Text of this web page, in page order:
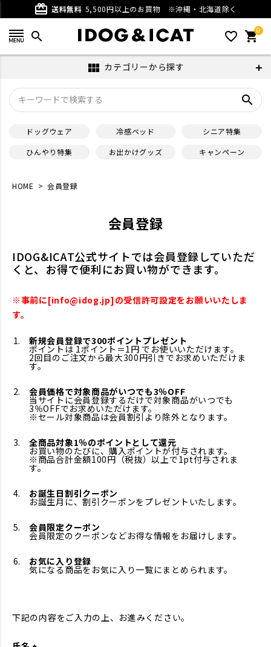
card_giftcard 送料無料 5,500円以上のお買物 ※沖縄・北海道除く
search favorite_outline 0
shopping_cart
view_module カテゴリーから探す
search
ドッグウェア 冷感ベッド
シニア特集
ひんやり特集
お出かけグッズ キャンペーン
HOME 会員登録
会員登録
IDOG&ICAT公式サイトでは会員登録していただ
くと、お得で便利にお買い物ができます。
※事前に[info@idog.jp]の受信許可設定をお願いいたしま
す。
新規会員登録で300ポイントプレゼント
ポイントは 1ポイント＝1円 でお使いいただけます。
2回目のご注文から最大300円引きでお求めいただけま
す。
会員価格で対象商品がいつでも3％OFF
当サイトに会員登録するだけで対象商品がいつでも
3％OFFでお求めいただけます。
※セール対象商品は会員割引より除外となります。
全商品対象1％のポイントとして還元
お買い物のたびに、購入ポイントが付与されます。
※商品合計金額100円（税抜）以上で1pt付与されま
す。
お誕生日割引クーポン
お誕生月に、割引クーポンをプレゼントいたします。
会員限定クーポン
会員限定のクーポンなどお得な情報をお届けします。
お気に入り登録
気になる商品をお気に入り一覧にまとめられます。
下記の内容をご入力の上、お進みください。